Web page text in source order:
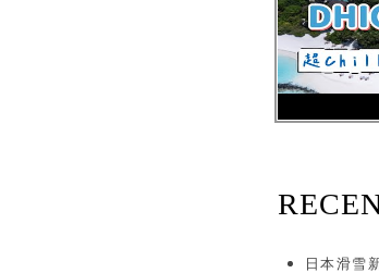
日本滑雪